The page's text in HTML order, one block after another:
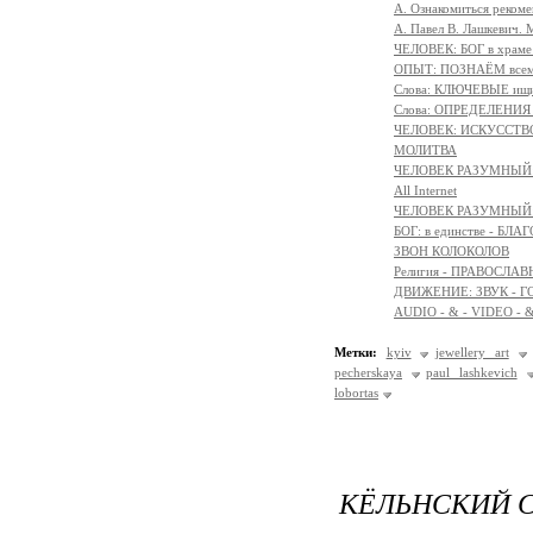
А. Ознакомиться
А. Павел В. Лашкевич.
ЧЕЛОВЕК: БОГ в
ОПЫТ: ПОЗНАЁМ всем
Слова: КЛЮЧЕВЫЕ
Слова:
ЧЕЛОВЕК:
МОЛИТВА
ЧЕЛОВЕК РАЗУМНЫЙ:
All Internet
ЧЕЛОВЕК
БОГ: в единстве -
ЗВОН КОЛОКОЛОВ
Религия -
ДВИЖЕНИЕ: ЗВУК -
AUDIO - & - VIDEO -
Метки: kyiv
jewellery art
pecherskaya
paul lashkevich
lobortas
КЁЛЬНСКИЙ